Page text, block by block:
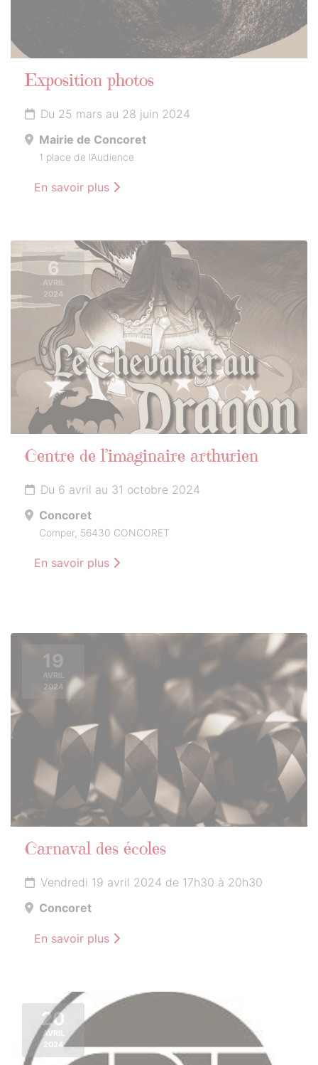
Exposition photos
Du 25 mars au 28 juin 2024
Mairie de Concoret
1 place de l’Audience
En savoir plus
6
AVRIL
2024
Centre de l’imaginaire arthurien
Du 6 avril au 31 octobre 2024
Concoret
Comper, 56430 CONCORET
En savoir plus
19
AVRIL
2024
Carnaval des écoles
Vendredi 19 avril 2024 de 17h30 à 20h30
Concoret
En savoir plus
20
AVRIL
2024